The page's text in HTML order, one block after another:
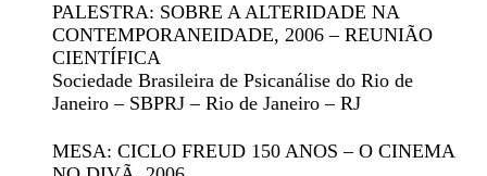
PALESTRA: SOBRE A ALTERIDADE NA
CONTEMPORANEIDADE, 2006 – REUNIÃO
CIENTÍFICA
Sociedade Brasileira de Psicanálise do Rio de
Janeiro – SBPRJ – Rio de Janeiro – RJ
MESA: CICLO FREUD 150 ANOS – O CINEMA